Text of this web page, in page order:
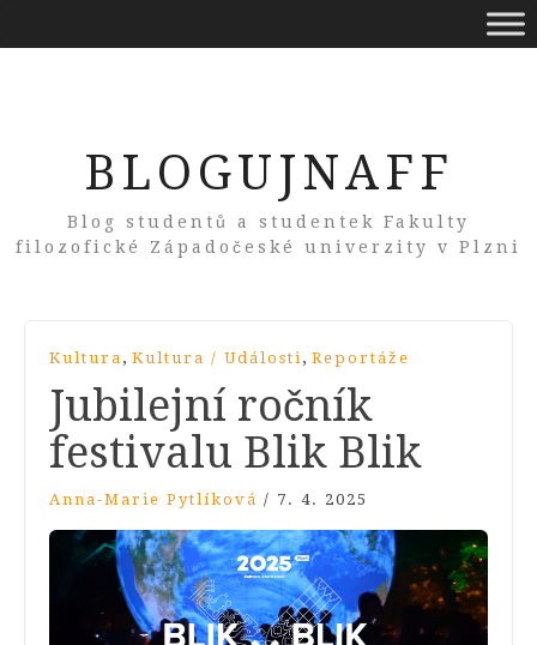
BLOGUJNAFF
Blog studentů a studentek Fakulty
filozofické Západočeské univerzity v Plzni
Kultura , Kultura / Události, Reportáže
Jubilejní ročník
festivalu Blik Blik
Anna-Marie Pytlíková / 7. 4. 2025